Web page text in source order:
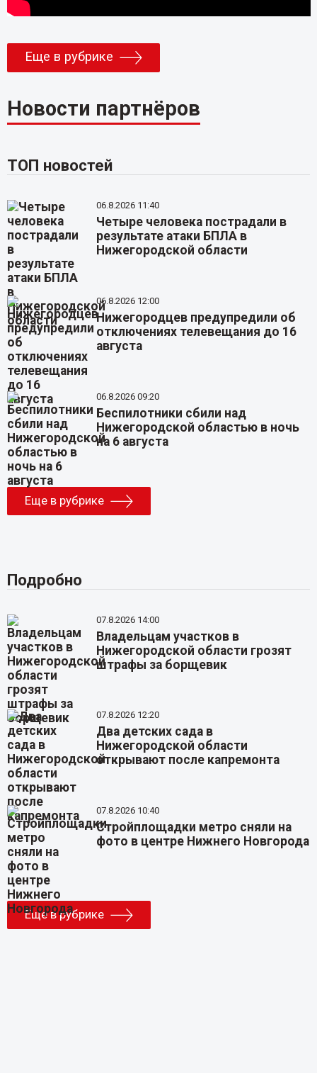
Еще в рубрике
Новости партнёров
ТОП новостей
06.8.2026 11:40
Четыре человека пострадали в
результате атаки БПЛА в
Нижегородской области
06.8.2026 12:00
Нижегородцев предупредили об
отключениях телевещания до 16
августа
06.8.2026 09:20
Беспилотники сбили над
Нижегородской областью в ночь
на 6 августа
Еще в рубрике
Подробно
07.8.2026 14:00
Владельцам участков в
Нижегородской области грозят
штрафы за борщевик
07.8.2026 12:20
Два детских сада в
Нижегородской области
открывают после капремонта
07.8.2026 10:40
Стройплощадки метро сняли на
фото в центре Нижнего Новгорода
Еще в рубрике